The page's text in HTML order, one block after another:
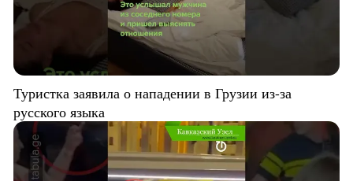
Туристка заявила о нападении в Грузии из-за
русского языка